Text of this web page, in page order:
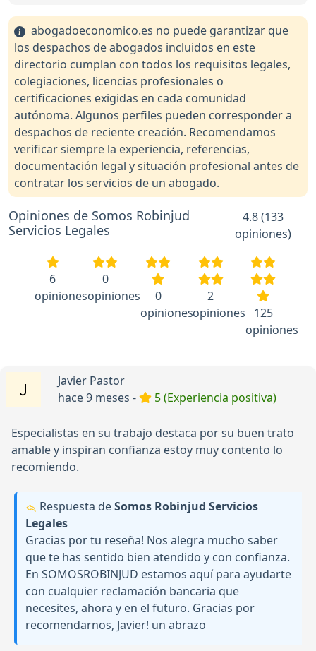
abogadoeconomico.es no puede garantizar que
los despachos de abogados incluidos en este
directorio cumplan con todos los requisitos legales,
colegiaciones, licencias profesionales o
certificaciones exigidas en cada comunidad
autónoma. Algunos perfiles pueden corresponder a
despachos de reciente creación. Recomendamos
verificar siempre la experiencia, referencias,
documentación legal y situación profesional antes de
contratar los servicios de un abogado.
Opiniones de Somos Robinjud
Servicios Legales
4.8 (133
opiniones)
6
opiniones
0
opiniones
0
opiniones
2
opiniones
125
opiniones
Javier Pastor
hace 9 meses -
5 (Experiencia positiva)
Especialistas en su trabajo destaca por su buen trato
amable y inspiran confianza estoy muy contento lo
recomiendo.
Respuesta deSomos Robinjud Servicios
Legales
Gracias por tu reseña! Nos alegra mucho saber
que te has sentido bien atendido y con confianza.
En SOMOSROBINJUD estamos aquí para ayudarte
con cualquier reclamación bancaria que
necesites, ahora y en el futuro. Gracias por
recomendarnos, Javier! un abrazo